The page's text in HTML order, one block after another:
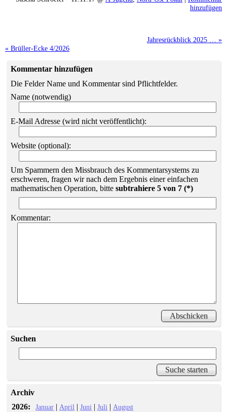
hinzufügen
Jahresrückblick 2025 … »
« Brüller-Ecke 4/2026
Kommentar hinzufügen
Die Felder Name und Kommentar sind Pflichtfelder.
Name (notwendig)
E-Mail Adresse (wird nicht veröffentlicht):
Website (optional):
Um Spammern den Missbrauch des Kommentarsystems zu
erschweren, fragen wir nach dem Ergebnis einer einfachen
mathematischen Operation, bittesubtrahiere 5 von 7 (*)
Kommentar:
Suchen
Archiv
2026:
Januar |April |Juni |Juli |August